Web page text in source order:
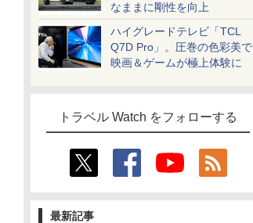
なままに剛性を向上
ハイグレードテレビ「TCL
Q7D Pro」。圧巻の色彩美で
映画＆ゲームが極上体験に
トラベル Watch をフォローする
最新記事